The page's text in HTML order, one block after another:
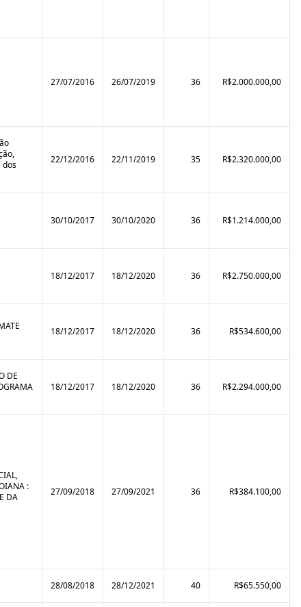
27/07/2016 26/07/2019 36 R$2.000.000,00
dos
22/12/2016 22/11/2019 35 R$2.320.000,00
30/10/2017 30/10/2020 36 R$1.214.000,00
18/12/2017 18/12/2020 36 R$2.750.000,00
18/12/2017 18/12/2020 36 R$534.600,00
DE
18/12/2017 18/12/2020 36 R$2.294.000,00
:
DA
27/09/2018 27/09/2021 36 R$384.100,00
28/08/2018 28/12/2021 40 R$65.550,00